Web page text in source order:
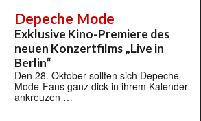
Depeche Mode
Exklusive Kino-Premiere des
neuen Konzertfilms „Live in
Berlin“
Den 28. Oktober sollten sich Depeche
Mode-Fans ganz dick in ihrem Kalender
ankreuzen …